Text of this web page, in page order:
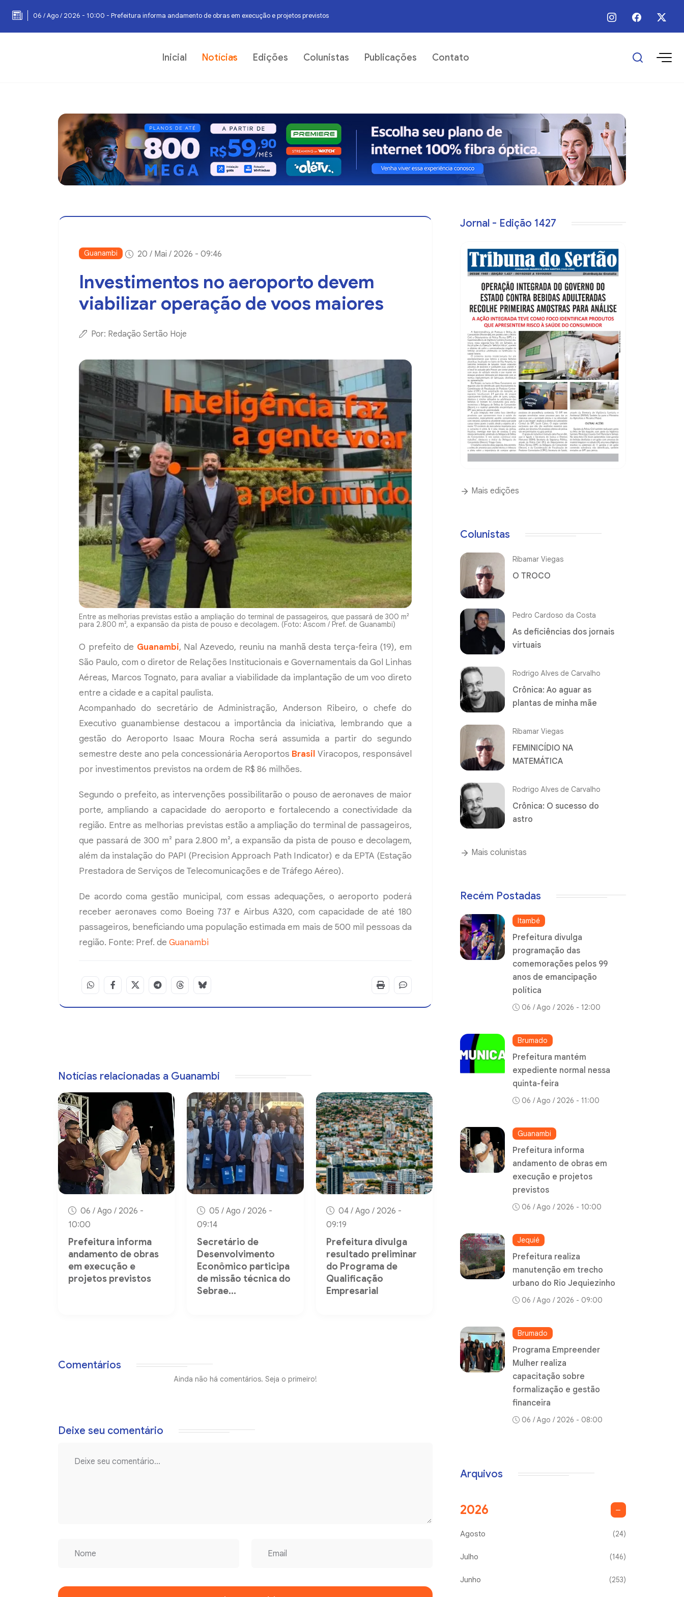
06 / Ago / 2026 - 10:00 - Prefeitura informa andamento de obras em execução e projetos previstos 06 / Ago / 2026 - 09:00 - Prefeitura realiza manutenção em trecho urbano do
Inicial Notícias Edições Colunistas Publicações Contato
Guanambi 20 / Mai / 2026 - 09:46
Investimentos no aeroporto devem
viabilizar operação de voos maiores
Por: Redação Sertão Hoje
Entre as melhorias previstas estão a ampliação do terminal de passageiros, que passará de 300 m²
para 2.800 m², a expansão da pista de pouso e decolagem. (Foto: Ascom / Pref. de Guanambi)
O prefeito de Guanambi, Nal Azevedo, reuniu na manhã desta terça-feira (19), em
São Paulo, com o diretor de Relações Institucionais e Governamentais da Gol Linhas
Aéreas, Marcos Tognato, para avaliar a viabilidade da implantação de um voo direto
entre a cidade e a capital paulista.
Acompanhado do secretário de Administração, Anderson Ribeiro, o chefe do
Executivo guanambiense destacou a importância da iniciativa, lembrando que a
gestão do Aeroporto Isaac Moura Rocha será assumida a partir do segundo
semestre deste ano pela concessionária Aeroportos Brasil Viracopos, responsável
por investimentos previstos na ordem de R$ 86 milhões.
Segundo o prefeito, as intervenções possibilitarão o pouso de aeronaves de maior
porte, ampliando a capacidade do aeroporto e fortalecendo a conectividade da
região. Entre as melhorias previstas estão a ampliação do terminal de passageiros,
que passará de 300 m² para 2.800 m², a expansão da pista de pouso e decolagem,
além da instalação do PAPI (Precision Approach Path Indicator) e da EPTA (Estação
Prestadora de Serviços de Telecomunicações e de Tráfego Aéreo).
De acordo coma gestão municipal, com essas adequações, o aeroporto poderá
receber aeronaves como Boeing 737 e Airbus A320, com capacidade de até 180
passageiros, beneficiando uma população estimada em mais de 500 mil pessoas da
região. Fonte: Pref. de Guanambi
Notícias relacionadas a Guanambi
06 / Ago / 2026 -
10:00
Prefeitura informa
andamento de obras
em execução e
projetos previstos
05 / Ago / 2026 -
09:14
Secretário de
Desenvolvimento
Econômico participa
de missão técnica do
Sebrae...
04 / Ago / 2026 -
09:19
Prefeitura divulga
resultado preliminar
do Programa de
Qualificação
Empresarial
Comentários
Ainda não há comentários. Seja o primeiro!
Deixe seu comentário
Jornal - Edição 1427
Mais edições
Colunistas
Ribamar Viegas
O TROCO
Pedro Cardoso da Costa
As deficiências dos jornais
virtuais
Rodrigo Alves de Carvalho
Crônica: Ao aguar as
plantas de minha mãe
Ribamar Viegas
FEMINICÍDIO NA
MATEMÁTICA
Rodrigo Alves de Carvalho
Crônica: O sucesso do
astro
Mais colunistas
Recém Postadas
Itambé
Prefeitura divulga
programação das
comemorações pelos 99
anos de emancipação
política
06 / Ago / 2026 - 12:00
Brumado
Prefeitura mantém
expediente normal nessa
quinta-feira
06 / Ago / 2026 - 11:00
Guanambi
Prefeitura informa
andamento de obras em
execução e projetos
previstos
06 / Ago / 2026 - 10:00
Jequié
Prefeitura realiza
manutenção em trecho
urbano do Rio Jequiezinho
06 / Ago / 2026 - 09:00
Brumado
Programa Empreender
Mulher realiza
capacitação sobre
formalização e gestão
financeira
06 / Ago / 2026 - 08:00
Arquivos
2026
Agosto (24)
Julho (146)
Junho (253)